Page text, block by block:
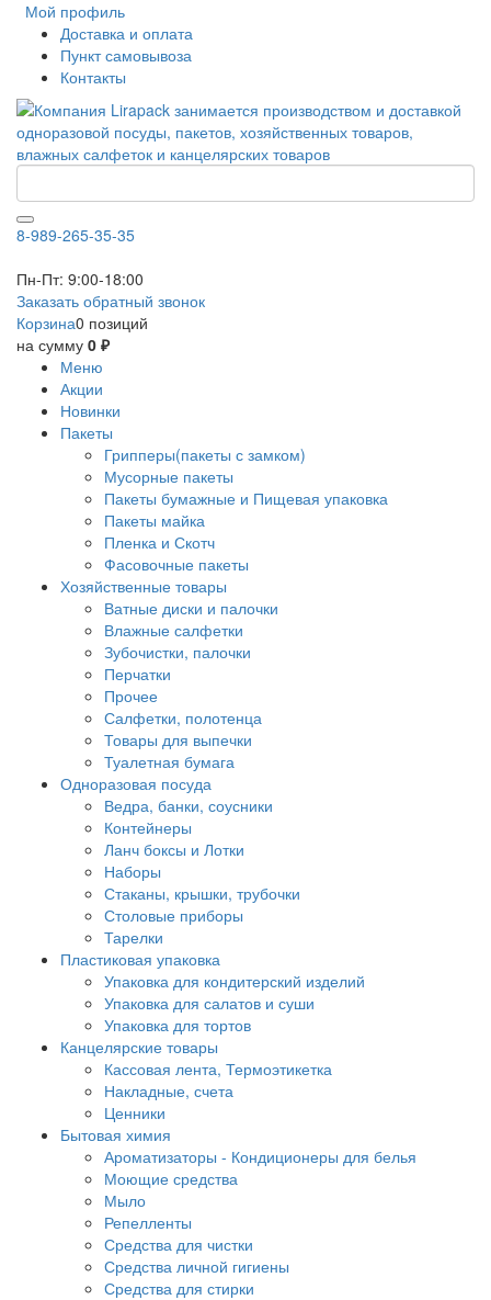
Мой профиль
Доставка и оплата
Пункт самовывоза
Контакты
8-989-265-35-35
Пн-Пт: 9:00-18:00
Заказать обратный звонок
Корзина0 позиций
на сумму 0 ₽
Меню
Акции
Новинки
Пакеты
Грипперы(пакеты с замком)
Мусорные пакеты
Пакеты бумажные и Пищевая упаковка
Пакеты майка
Пленка и Скотч
Фасовочные пакеты
Хозяйственные товары
Ватные диски и палочки
Влажные салфетки
Зубочистки, палочки
Перчатки
Прочее
Салфетки, полотенца
Товары для выпечки
Туалетная бумага
Одноразовая посуда
Ведра, банки, соусники
Контейнеры
Ланч боксы и Лотки
Наборы
Стаканы, крышки, трубочки
Столовые приборы
Тарелки
Пластиковая упаковка
Упаковка для кондитерский изделий
Упаковка для салатов и суши
Упаковка для тортов
Канцелярские товары
Кассовая лента, Термоэтикетка
Накладные, счета
Ценники
Бытовая химия
Ароматизаторы - Кондиционеры для белья
Моющие средства
Мыло
Репелленты
Средства для чистки
Средства личной гигиены
Средства для стирки